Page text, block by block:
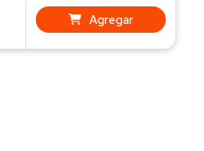
Agregar